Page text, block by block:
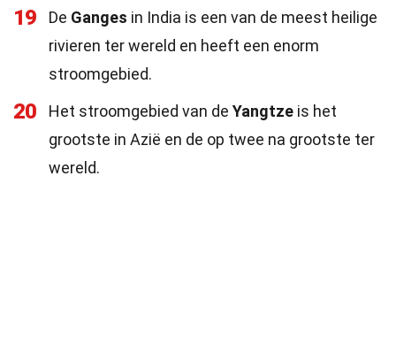
19 De Ganges in India is een van de meest heilige
rivieren ter wereld en heeft een enorm
stroomgebied.
20 Het stroomgebied van de Yangtze is het
grootste in Azië en de op twee na grootste ter
wereld.